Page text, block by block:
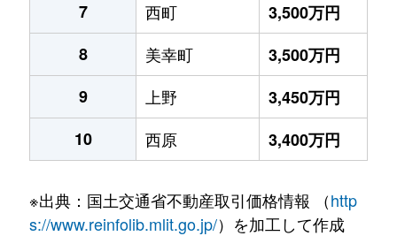
7
西町
3,500万円
8
美幸町
3,500万円
9
上野
3,450万円
10
西原 3,400万円
※出典：国土交通省不動産取引価格情報 （http
s://www.reinfolib.mlit.go.jp/）を加工して作成